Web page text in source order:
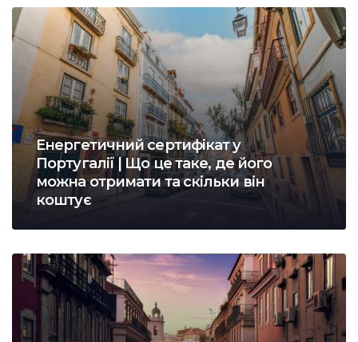
Енергетичний сертифікат у
Португалії | Що це таке, де його
можна отримати та скільки він
коштує